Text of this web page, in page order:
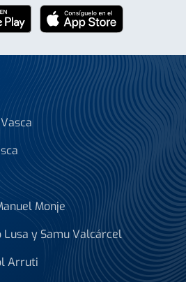
Monje
Lusa y Samu Valcárcel
Arruti